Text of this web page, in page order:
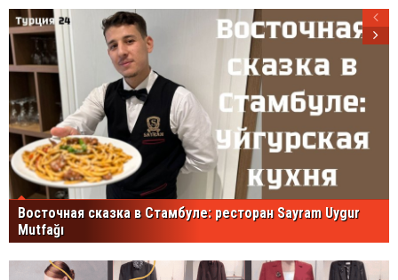
Восточная сказка в Стамбуле: ресторан Sayram Uygur
Mutfağı